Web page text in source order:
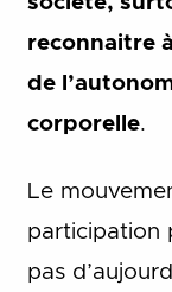
reconnaitre
de
corporelle.
Le
participation
pas